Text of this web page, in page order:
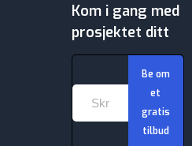
Kom i gang med
prosjektet ditt
Be om
et
gratis
tilbud